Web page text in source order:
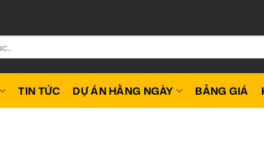
TIN TỨC DỰ ÁN HẰNG NGÀY BẢNG GIÁ